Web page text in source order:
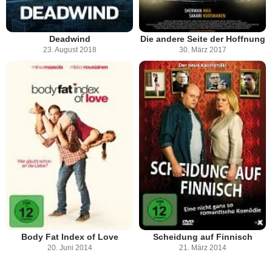
Deadwind
23. August 2018
Die andere Seite der Hoffnung
30. März 2017
Body Fat Index of Love
20. Juni 2014
Scheidung auf Finnisch
21. März 2014